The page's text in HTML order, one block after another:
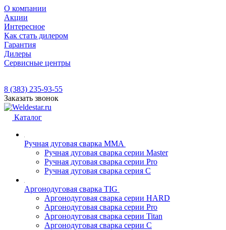
О компании
Акции
Интересное
Как стать дилером
Гарантия
Дилеры
Сервисные центры
8 (383) 235-93-55
Заказать звонок
Каталог
Ручная дуговая сварка MMA
Ручная дуговая сварка серии Master
Ручная дуговая сварка серии Pro
Ручная дуговая сварка серия С
Аргонодуговая сварка TIG
Аргонодуговая сварка серии HARD
Аргонодуговая сварка серии Pro
Аргонодуговая сварка серии Titan
Аргонодуговая сварка серии С